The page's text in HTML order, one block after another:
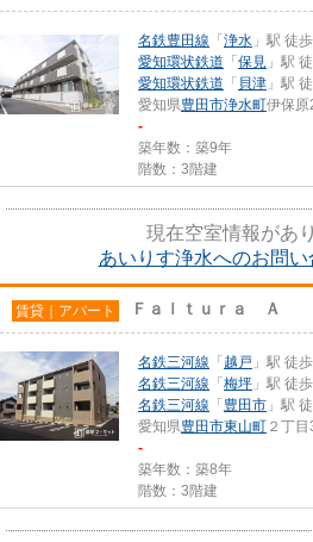
名鉄豊田線 「 浄水 」駅 徒
愛知環状鉄道 「 保見 」駅
愛知環状鉄道 「 貝津 」駅
愛知県豊田市浄水町伊保原
-
築年数：築9年
階数：3階建
現在空室情報があ
あいりす浄水へのお問
賃貸｜アパート Ｆａｌｔｕｒａ Ａ
名鉄三河線 「 越戸 」駅 徒
名鉄三河線 「 梅坪 」駅 徒
名鉄三河線 「 豊田市 」駅
愛知県豊田市東山町 ２丁
-
築年数：築8年
階数：3階建